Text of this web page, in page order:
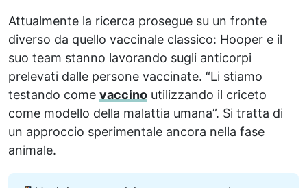
Attualmente la ricerca prosegue su un fronte
diverso da quello vaccinale classico: Hooper e il
suo team stanno lavorando sugli anticorpi
prelevati dalle persone vaccinate. “Li stiamo
testando come vaccino utilizzando il criceto
come modello della malattia umana”. Si tratta di
un approccio sperimentale ancora nella fase
animale.